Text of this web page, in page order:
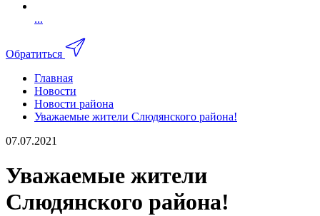
...
Обратиться
Главная
Новости
Новости района
Уважаемые жители Слюдянского района!
07.07.2021
Уважаемые жители
Слюдянского района!